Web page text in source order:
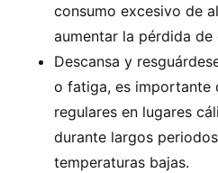
consumo excesivo de
aumentar la pérdida de
Descansa y
o fatiga, es importante
regulares en lugares
durante largos
temperaturas bajas.